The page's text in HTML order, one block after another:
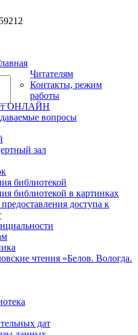
Читателям
Контакты, режим
работы
ОНЛАЙН
вопросы
зал
библиотекой
библиотекой в картинках
доступа к
чтения «Белов. Вологда.
дат